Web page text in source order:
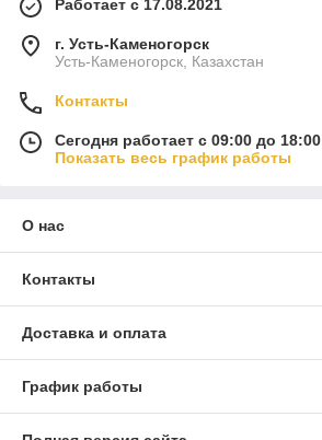
Работает с 17.08.2021
г. Усть-Каменогорск
Усть-Каменогорск, Казахстан
Контакты
Сегодня работает с 09:00 до 18:00
Показать весь график работы
О нас
Контакты
Доставка и оплата
График работы